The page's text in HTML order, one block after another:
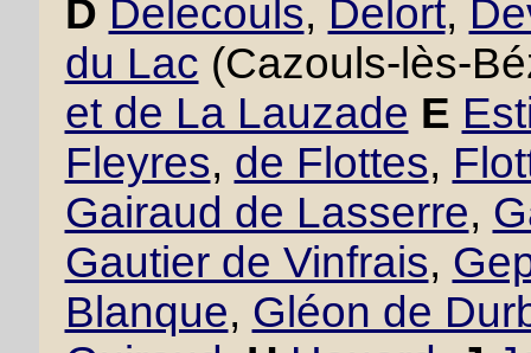
D Delecouls, Delort,
du Lac (Cazouls-lès-
et de La Lauzade E
Fleyres, de Flottes,
Gairaud de Lasserre,
Gautier de Vinfrais,
Blanque, Gléon de